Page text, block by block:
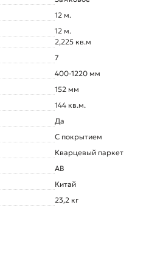
12 м.
12 м.
2,225 кв.м
7
400-1220 мм
152 мм
144 кв.м.
Да
С покрытием
Кварцевый паркет
AB
Китай
23,2 кг